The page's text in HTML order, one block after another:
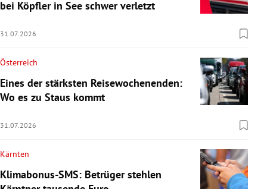
bei Köpfler in See schwer verletzt
31.07.2026
Österreich
Eines der stärksten Reisewochenenden:
Wo es zu Staus kommt
31.07.2026
Kärnten
Klimabonus-SMS: Betrüger stehlen